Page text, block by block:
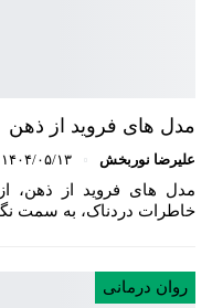
مدل های فروید از ذهن
علیرضا نوربخش ۱۴۰۴/۰۵/۱۳
مدل های فروید از ذهن،
خاطرات دردناک، به سمت
روان درمانی